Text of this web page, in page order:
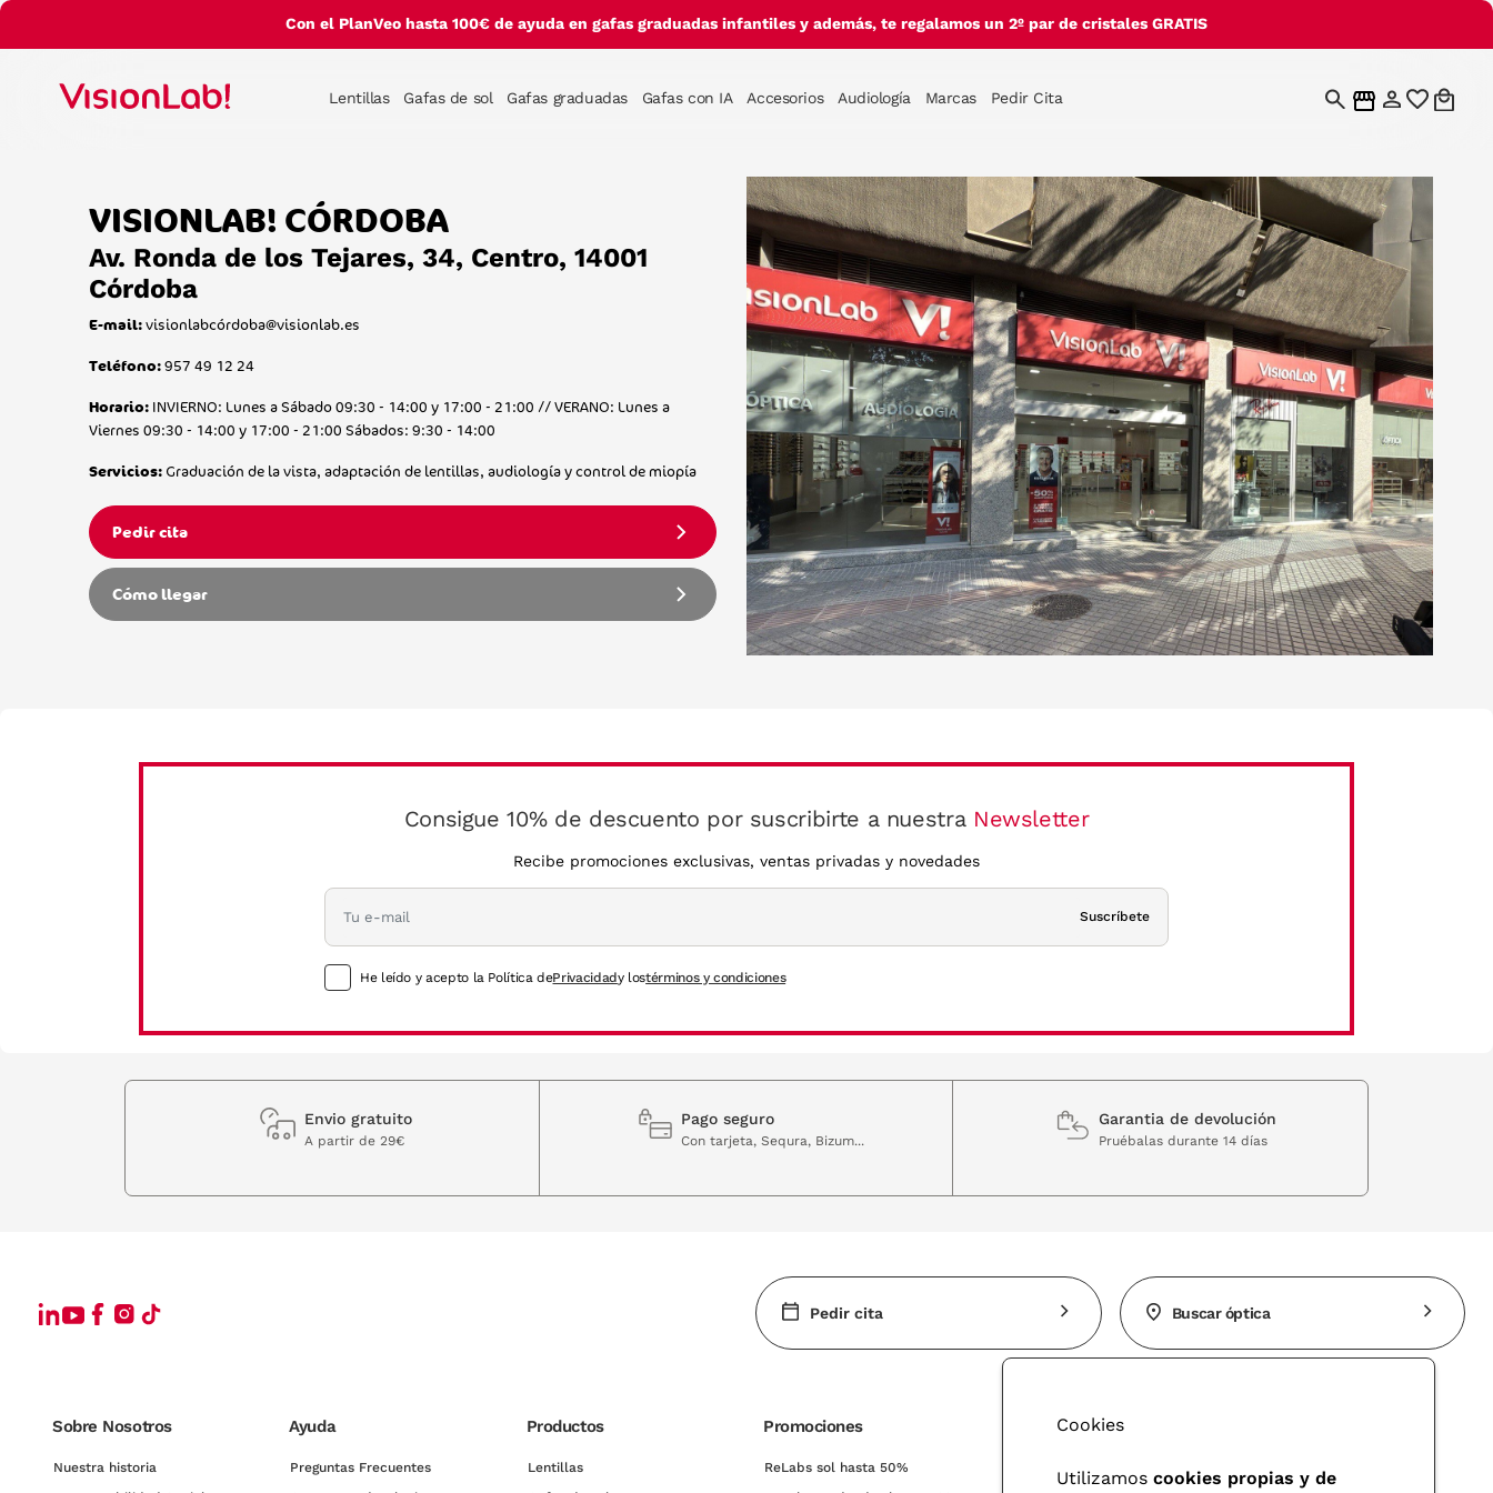
Con el PlanVeo hasta 100€ de ayuda en gafas graduadas infantiles y además, te regalamos un 2º par de cristales GRATIS
Lentillas Gafas de sol Gafas graduadas Gafas con IA Accesorios Audiología Marcas Pedir Cita
VISIONLAB! CÓRDOBA
Av. Ronda de los Tejares, 34, Centro, 14001
Córdoba
E-mail:visionlabcórdoba@visionlab.es
Teléfono:957 49 12 24
Horario: INVIERNO: Lunes a Sábado 09:30 - 14:00 y 17:00 - 21:00 // VERANO: Lunes a
Viernes 09:30 - 14:00 y 17:00 - 21:00 Sábados: 9:30 - 14:00
Servicios: Graduación de la vista, adaptación de lentillas, audiología y control de miopía
Pedir cita
Cómo llegar
Consigue 10% de descuento por suscribirte a nuestra Newsletter
Recibe promociones exclusivas, ventas privadas y novedades
Suscríbete
He leído y acepto la Política dePrivacidady lostérminos y condiciones
Envio gratuito
A partir de 29€
Pago seguro
Con tarjeta, Sequra, Bizum...
Garantia de devolución
Pruébalas durante 14 días
Pedir cita Buscar óptica
Sobre Nosotros
Nuestra historia
Ayuda
Preguntas Frecuentes
Productos
Lentillas
Promociones
ReLabs sol hasta 50%
Cookies
Utilizamos cookies propias y de